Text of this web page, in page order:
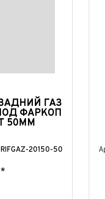
ГАЗ
ФАРКОП
50ММ
RIFGAZ-20150-50